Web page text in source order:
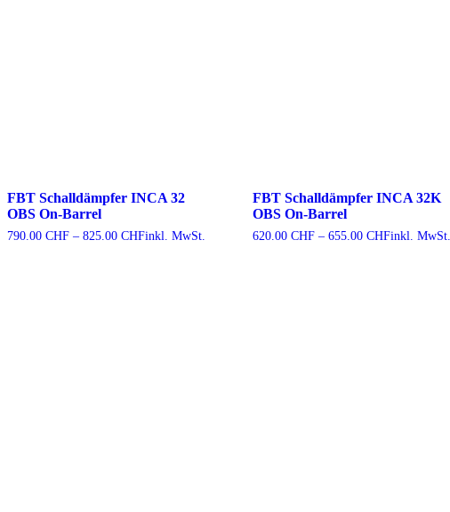
FBT Schalldämpfer INCA 32
OBS On-Barrel
790.00 CHF – 825.00 CHFPreisspanne:
inkl. MwSt.
FBT Schalldämpfer INCA 32K
OBS On-Barrel
620.00 CHF – 655.00 CHFPreisspanne:
inkl. MwSt.